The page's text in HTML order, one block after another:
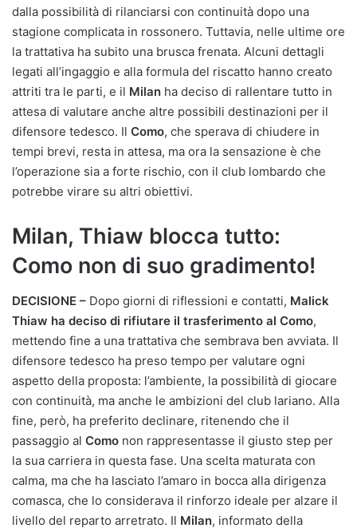
dalla possibilità di rilanciarsi con continuità dopo una
stagione complicata in rossonero. Tuttavia, nelle ultime ore
la trattativa ha subito una brusca frenata. Alcuni dettagli
legati all’ingaggio e alla formula del riscatto hanno creato
attriti tra le parti, e il Milan ha deciso di rallentare tutto in
attesa di valutare anche altre possibili destinazioni per il
difensore tedesco. Il Como, che sperava di chiudere in
tempi brevi, resta in attesa, ma ora la sensazione è che
l’operazione sia a forte rischio, con il club lombardo che
potrebbe virare su altri obiettivi.
Milan, Thiaw blocca tutto:
Como non di suo gradimento!
DECISIONE – Dopo giorni di riflessioni e contatti, Malick
Thiaw ha deciso di rifiutare il trasferimento al Como,
mettendo fine a una trattativa che sembrava ben avviata. Il
difensore tedesco ha preso tempo per valutare ogni
aspetto della proposta: l’ambiente, la possibilità di giocare
con continuità, ma anche le ambizioni del club lariano. Alla
fine, però, ha preferito declinare, ritenendo che il
passaggio al Como non rappresentasse il giusto step per
la sua carriera in questa fase. Una scelta maturata con
calma, ma che ha lasciato l’amaro in bocca alla dirigenza
comasca, che lo considerava il rinforzo ideale per alzare il
livello del reparto arretrato. Il Milan, informato della